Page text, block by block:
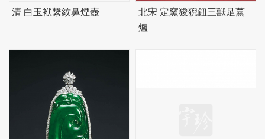
清 白玉袱繫紋鼻煙壺
北宋 定窯狻猊鈕三獸足薰
爐